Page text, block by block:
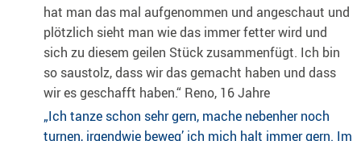
hat man das mal aufgenommen und angeschaut und
plötzlich sieht man wie das immer fetter wird und
sich zu diesem geilen Stück zusammenfügt. Ich bin
so saustolz, dass wir das gemacht haben und dass
wir es geschafft haben.“ Reno, 16 Jahre
„Ich tanze schon sehr gern, mache nebenher noch
turnen, irgendwie beweg’ ich mich halt immer gern. Im